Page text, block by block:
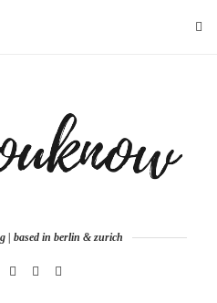
| based in berlin & zurich